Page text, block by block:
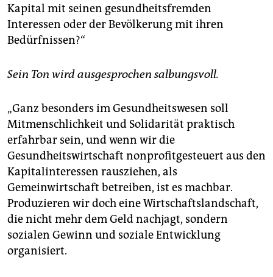
Kapital mit seinen gesundheitsfremden
Interessen oder der Bevölkerung mit ihren
Bedürfnissen?“
Sein Ton wird ausgesprochen salbungsvoll.
„Ganz besonders im Gesundheitswesen soll
Mitmenschlichkeit und Solidarität praktisch
erfahrbar sein, und wenn wir die
Gesundheitswirtschaft nonprofitgesteuert aus den
Kapitalinteressen rausziehen, als
Gemeinwirtschaft betreiben, ist es machbar.
Produzieren wir doch eine Wirtschaftslandschaft,
die nicht mehr dem Geld nachjagt, sondern
sozialen Gewinn und soziale Entwicklung
organisiert.